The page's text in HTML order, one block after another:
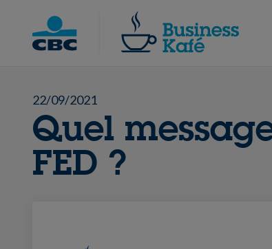
content
Chercher
22/09/2021
Quel
FED ?